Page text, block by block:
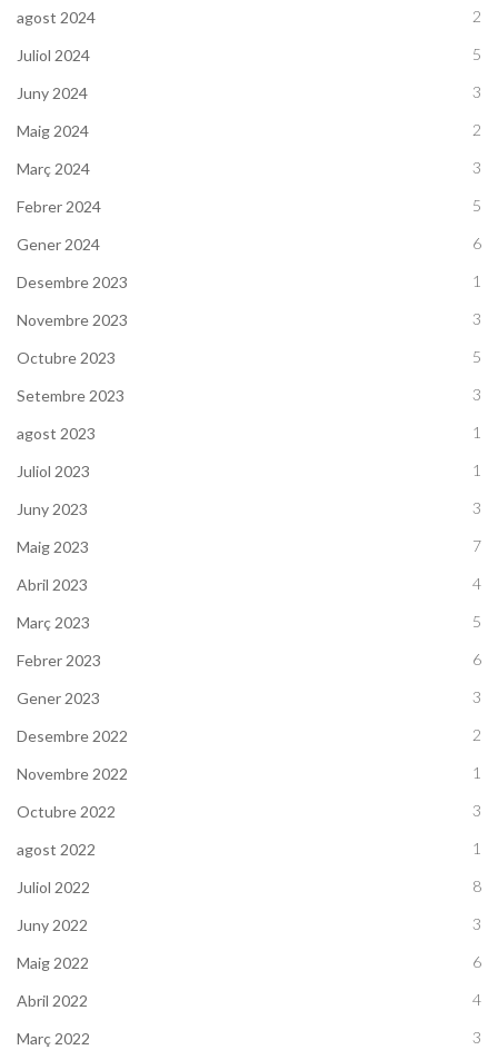
agost 2024 2
Juliol 2024 5
Juny 2024 3
Maig 2024 2
Març 2024 3
Febrer 2024 5
Gener 2024 6
Desembre 2023 1
Novembre 2023 3
Octubre 2023 5
Setembre 2023 3
agost 2023 1
Juliol 2023 1
Juny 2023 3
Maig 2023 7
Abril 2023 4
Març 2023 5
Febrer 2023 6
Gener 2023 3
Desembre 2022 2
Novembre 2022 1
Octubre 2022 3
agost 2022 1
Juliol 2022 8
Juny 2022 3
Maig 2022 6
Abril 2022 4
Març 2022 3